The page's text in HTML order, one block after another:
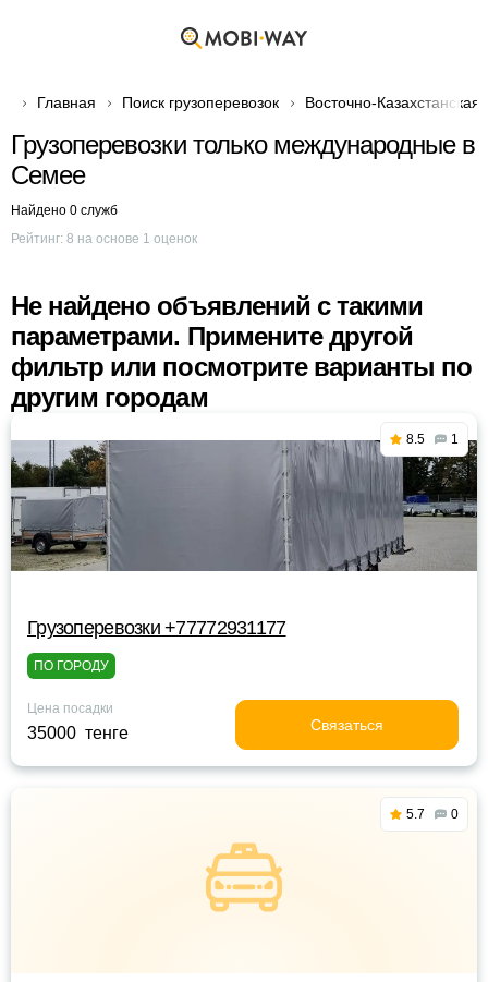
Главная Поиск грузоперевозок Восточно-Казахстанская
Грузоперевозки только международные в
Семее
Найдено 0 служб
Рейтинг: 8 на основе 1 оценок
Не найдено объявлений с такими
параметрами. Примените другой
фильтр или посмотрите варианты по
другим городам
8.5 1
Грузоперевозки +77772931177
ПО ГОРОДУ
Цена посадки
35000 тенге Связаться
5.7 0